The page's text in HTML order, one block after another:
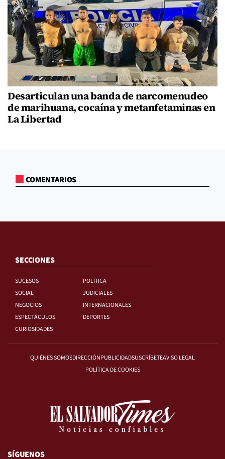
Desarticulan una banda de narcomenudeo
de marihuana, cocaína y metanfetaminas en
La Libertad
COMENTARIOS
SECCIONES
SUCESOS
POLÍTICA
SOCIAL
JUDICIALES
NEGOCIOS
INTERNACIONALES
ESPECTÁCULOS
DEPORTES
CURIOSIDADES
QUIÉNES SOMOSDIRECCIÓNPUBLICIDADSUSCRÍBETEAVISO LEGAL
POLÍTICA DE COOKIES
SÍGUENOS